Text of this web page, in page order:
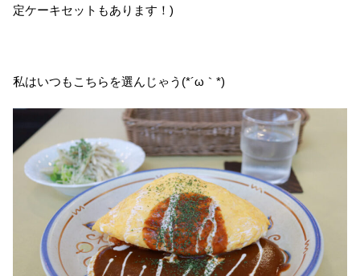
定ケーキセットもあります！)
私はいつもこちらを選んじゃう(*´ω｀*)